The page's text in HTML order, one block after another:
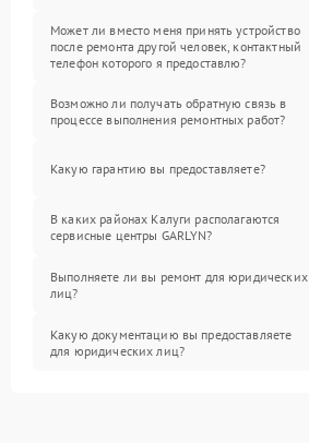
Может ли вместо меня принять устройство
после ремонта другой человек, контактный
телефон которого я предоставлю?
Возможно ли получать обратную связь в
процессе выполнения ремонтных работ?
Какую гарантию вы предоставляете?
В каких районах Калуги располагаются
сервисные центры GARLYN?
Выполняете ли вы ремонт для юридических
лиц?
Какую документацию вы предоставляете
для юридических лиц?